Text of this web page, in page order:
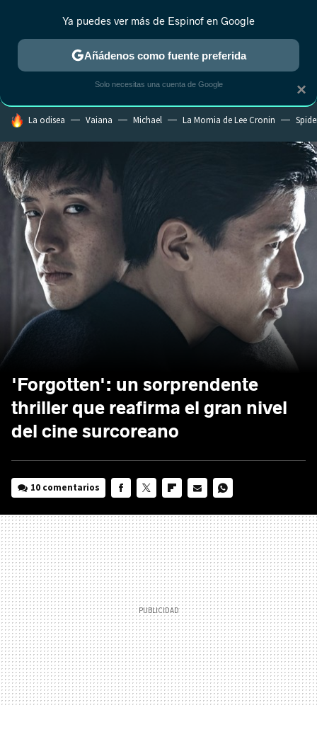
ESTRENOS REALITY ANIME RANKINGS CINE
HOY SE HABLA DE
La odisea Vaiana Michael La Momia de Lee Cronin
'Forgotten': un sorprendente
thriller que reafirma el gran nivel
del cine surcoreano
10 comentarios
MAIL
×
Ya puedes ver más de Espinof en Google
Añádenos como fuente preferida
Solo necesitas una cuenta de Google